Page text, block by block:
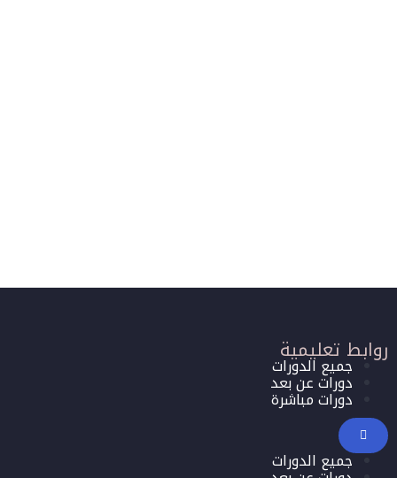
روابط تعليمية
جميع الدورات
دورات عن بعد
دورات مباشرة
جميع الدورات